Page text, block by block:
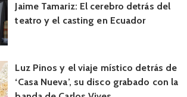
Jaime Tamariz: El cerebro detrás del
teatro y el casting en Ecuador
Luz Pinos y el viaje místico detrás de
‘Casa Nueva’, su disco grabado con la